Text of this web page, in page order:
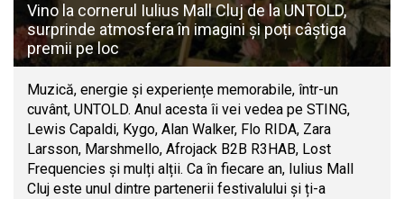
Vino la cornerul Iulius Mall Cluj de la UNTOLD,
surprinde atmosfera în imagini și poți câștiga
premii pe loc
Muzică, energie și experiențe memorabile, într-un
cuvânt, UNTOLD. Anul acesta îi vei vedea pe STING,
Lewis Capaldi, Kygo, Alan Walker, Flo RIDA, Zara
Larsson, Marshmello, Afrojack B2B R3HAB, Lost
Frequencies și mulți alții. Ca în fiecare an, Iulius Mall
Cluj este unul dintre partenerii festivalului și ți-a